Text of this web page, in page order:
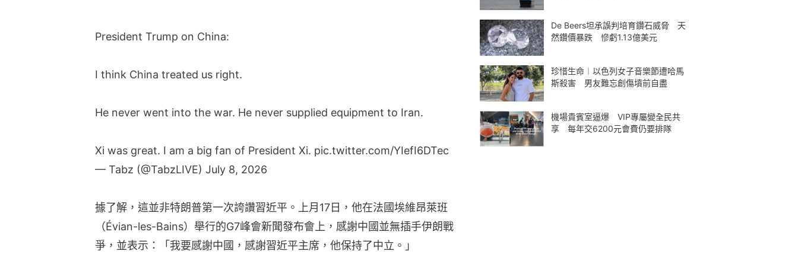
President Trump on China:
I think China treated us right.
He never went into the war. He never supplied equipment to Iran.
Xi was great. I am a big fan of President Xi. pic.twitter.com/YIefI6DTec
— Tabz (@TabzLIVE) July 8, 2026
據了解，這並非特朗普第一次誇讚習近平。上月17日，他在法國埃維昂萊班
（Évian-les-Bains）舉行的G7峰會新聞發布會上，感謝中國並無插手伊朗戰
爭，並表示：「我要感謝中國，感謝習近平主席，他保持了中立。」
De Beers坦承誤判培育鑽石威脅 天
然鑽價暴跌 慘虧1.13億美元
珍惜生命︱以色列女子音樂節遭哈馬
斯殺害 男友難忘創傷墳前自盡
機場貴賓室逼爆 VIP專屬變全民共
享 每年交6200元會費仍要排隊